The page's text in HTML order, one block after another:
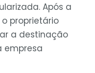
Após a
proprietário
a destinação
empresa